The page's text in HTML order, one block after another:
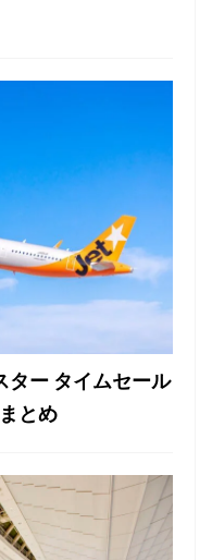
ター タイムセール
とめ